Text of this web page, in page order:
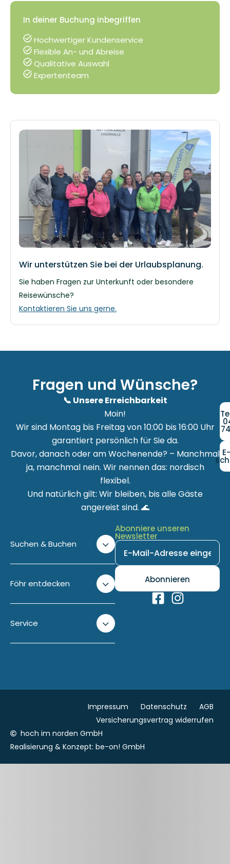
In deiner Buchung inbegriffen
Hochwertiger Kundenservice
Flexible An- und Abreise
Qualitative Auswahl
Expertenteam
Wir unterstützen Sie bei der Urlaubsplanung.
Sie haben Fragen zur Unterkunft oder besondere
Reisewünsche?
Kontaktieren Sie uns gerne.
Fragen und Wünsche?
📞 Unsere Erreichbarkeit
Moin!
Wir sind Montag bis Freitag von 10:00 bis 16:00 Uhr
garantiert persönlich für Sie da.
Davor, danach oder am Wochenende? – Manchmal
ja, manchmal nein. Wir nennen das: nordisch
flexibel.
Und natürlich gilt: Wir bleiben, bis alle Gäste
angereist sind. 🌊
Suchen & Buchen
Föhr entdecken
Service
Abonniere unseren
Newsletter
hoch im norden GmbH
Realisierung & Konzept: be-on! GmbH
Impressum Datenschutz
AGB
Versicherungsvertrag widerrufen